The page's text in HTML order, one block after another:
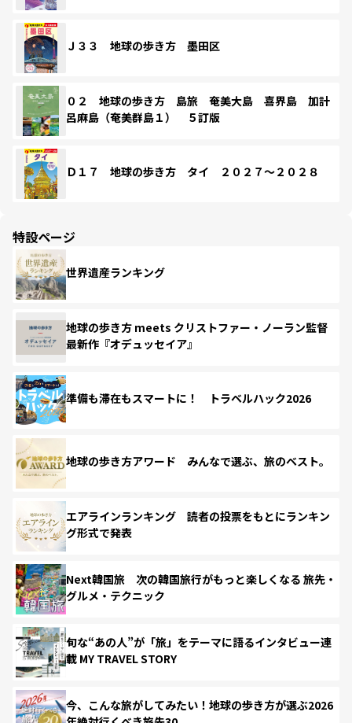
Ｊ３３ 地球の歩き方 墨田区
０２ 地球の歩き方 島旅 奄美大島 喜界島 加計
呂麻島（奄美群島１） ５訂版
Ｄ１７ 地球の歩き方 タイ ２０２７～２０２８
特設ページ
世界遺産ランキング
地球の歩き方 meets クリストファー・ノーラン監督
最新作『オデュッセイア』
準備も滞在もスマートに！ トラベルハック2026
地球の歩き方アワード みんなで選ぶ、旅のベスト。
エアラインランキング 読者の投票をもとにランキン
グ形式で発表
Next韓国旅 次の韓国旅行がもっと楽しくなる 旅先・
グルメ・テクニック
旬な“あの人”が「旅」をテーマに語るインタビュー連
載 MY TRAVEL STORY
今、こんな旅がしてみたい！地球の歩き方が選ぶ2026